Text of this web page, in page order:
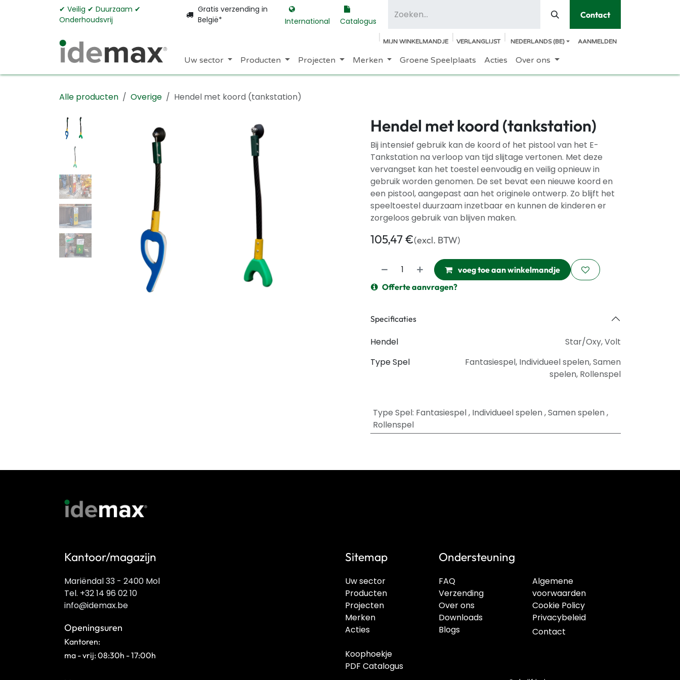
Overslaan naar inhoud✔︎ Veilig ✔︎ Duurzaam ✔︎
Onderhoudsvrij
Gratis verzending in
België*
International Catalogus
Contact
MIJN WINKELMANDJE VERLANGLIJST NEDERLANDS (BE) AANMELDEN
Uw sector Producten Projecten Merken Groene Speelplaats Acties Over ons
Alle producten Overige Hendel met koord (tankstation)
Hendel met koord (tankstation)
Bij intensief gebruik kan de koord of het pistool van het E-
Tankstation na verloop van tijd slijtage vertonen. Met deze
vervangset kan het toestel eenvoudig en veilig opnieuw in
gebruik worden genomen. De set bevat een nieuwe koord en
een pistool, aangepast aan het originele ontwerp. Zo blijft het
speeltoestel duurzaam inzetbaar en kunnen de kinderen er
zorgeloos gebruik van blijven maken.
105,47€(excl. BTW)
voeg toe aan winkelmandje
Offerte aanvragen?
Specificaties
Hendel Star/Oxy,Volt
Type Spel
Fantasiespel, Individueel spelen,Samen
spelen, Rollenspel
Type Spel: Fantasiespel, Individueel spelen,Samen spelen,
Rollenspel
Kantoor/magazijn
Algemene
voorwaarden
Cookie Policy
Privacybeleid
FAQ
Verzending
Over ons
Downloads
Blogs
Ondersteuning
Uw sector
Producten
Projecten
Merken
Acties
Koophoekje
PDF Catalogus
Sitemap
Contact
Mariëndal 33 - 2400 Mol
Tel. +32 14 96 02 10
info@idemax.be
Openingsuren
Kantoren:
ma - vrij: 08:30h - 17:00h